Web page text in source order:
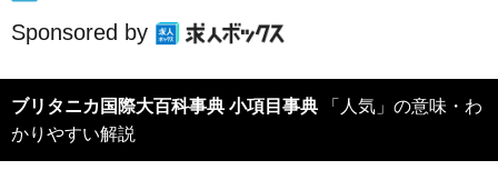
Sponsored by
ブリタニカ国際大百科事典 小項目事典
かりやすい解説